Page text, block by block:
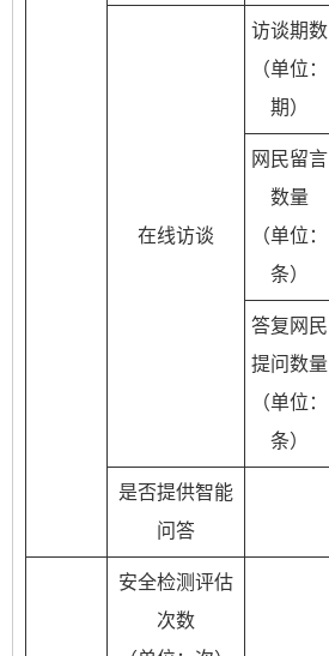
在线访谈
访谈期数
（单位：
期）
网民留言
数量
（单位：
条）
答复网民
提问数量
（单位：
条）
是否提供智能
问答
安全检测评估
次数